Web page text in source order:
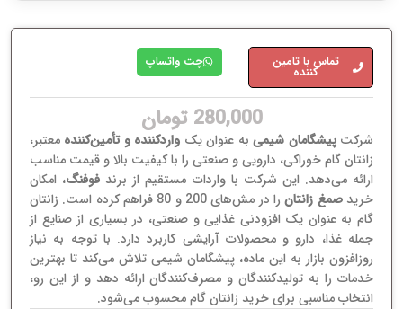
تماس با تامین
کننده
چت واتساپ
280,000 تومان
شرکتپیشگامان شیمیبه عنوان یک واردکننده و تأمین‌کننده معتبر،
زانتان گام خوراکی، دارویی و صنعتی را با کیفیت بالا و قیمت مناسب
ارائه می‌دهد. این شرکت با واردات مستقیم از برند فوفنگ، امکان
خریدصمغ زانتان
را در مش‌های 200 و 80 فراهم کرده است. زانتان
گام به عنوان یک افزودنی غذایی و صنعتی، در بسیاری از صنایع از
جمله غذا، دارو و محصولات آرایشی کاربرد دارد. با توجه به نیاز
روزافزون بازار به این ماده، پیشگامان شیمی تلاش می‌کند تا بهترین
خدمات را به تولیدکنندگان و مصرف‌کنندگان ارائه دهد و از این رو،
انتخاب مناسبی برای خرید زانتان گام محسوب می‌شود.